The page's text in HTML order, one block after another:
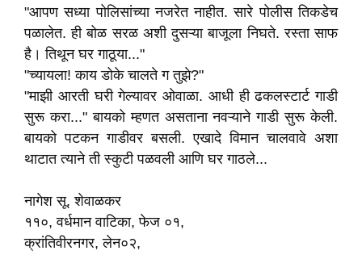
"आपण सध्या पोलिसांच्या नजरेत नाहीत. सारे पोलीस तिकडेच
पळालेत. ही बोळ सरळ अशी दुसऱ्या बाजूला निघते. रस्ता साफ
है। तिथून घर गाठूया..."
"च्यायला! काय डोके चालते ग तुझे?"
"माझी आरती घरी गेल्यावर ओवाळा. आधी ही ढकलस्टार्ट गाडी
सुरू करा..." बायको म्हणत असताना नवऱ्याने गाडी सुरू केली.
बायको पटकन गाडीवर बसली. एखादे विमान चालवावे अशा
थाटात त्याने ती स्कुटी पळवली आणि घर गाठले...
नागेश सू. शेवाळकर
११०, वर्धमान वाटिका, फेज ०१,
क्रांतिवीरनगर, लेन०२,